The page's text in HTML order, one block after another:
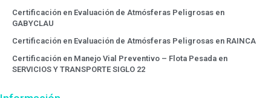
Certificación en Evaluación de Atmósferas Peligrosas en
GABYCLAU
Certificación en Evaluación de Atmósferas Peligrosas en RAINCA
Certificación en Manejo Vial Preventivo – Flota Pesada en
SERVICIOS Y TRANSPORTE SIGLO 22